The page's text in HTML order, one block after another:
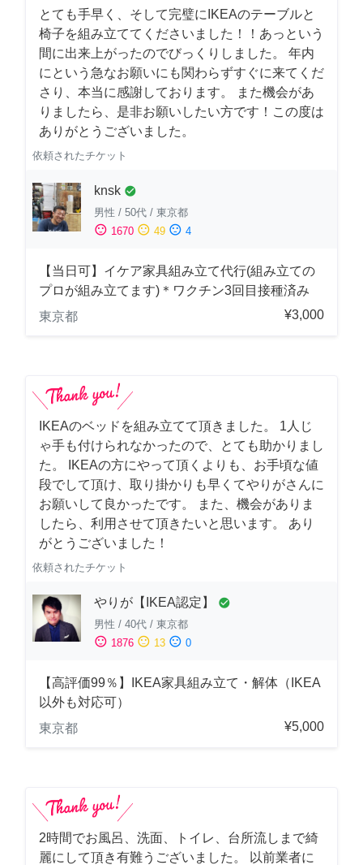
とても手早く、そして完璧にIKEAのテーブルと
椅子を組み立ててくださいました！！あっという
間に出来上がったのでびっくりしました。 年内
にという急なお願いにも関わらずすぐに来てくだ
さり、本当に感謝しております。 また機会があ
りましたら、是非お願いしたい方です！この度は
ありがとうございました。
依頼されたチケット
knsk check_circle
男性 / 50代 / 東京都
sentiment_satisfied 1670 sentiment_neutral 49 sentiment_dissatisfied 4
【当日可】イケア家具組み立て代行(組み立ての
プロが組み立てます)＊ワクチン3回目接種済み
東京都
¥3,000
IKEAのベッドを組み立てて頂きました。 1人じ
ゃ手も付けられなかったので、とても助かりまし
た。 IKEAの方にやって頂くよりも、お手頃な値
段でして頂け、取り掛かりも早くてやりがさんに
お願いして良かったです。 また、機会がありま
したら、利用させて頂きたいと思います。 あり
がとうございました！
依頼されたチケット
やりが【IKEA認定】 check_circle
男性 / 40代 / 東京都
sentiment_satisfied 1876 sentiment_neutral 13 sentiment_dissatisfied 0
【高評価99％】IKEA家具組み立て・解体（IKEA
以外も対応可）
東京都
¥5,000
2時間でお風呂、洗面、トイレ、台所流しまで綺
麗にして頂き有難うございました。 以前業者に